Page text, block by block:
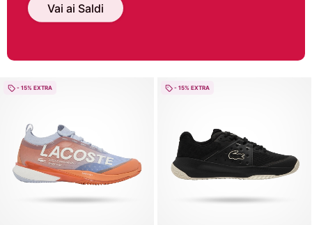
Vai ai Saldi
- 15% EXTRA - 15% EXTRA